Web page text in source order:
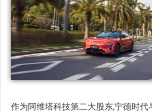
作为阿维塔科技第二大股东,宁德时代